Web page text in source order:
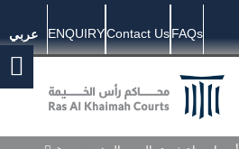
عربي ENQUIRYContact UsFAQs